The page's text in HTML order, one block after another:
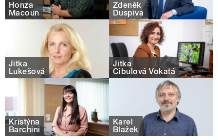
Honza
Macoun
Zdeněk
Duspiva
Jitka
Lukešová
Jitka
Cibulová Vokatá
Kristýna
Barchini
Karel
Blažek